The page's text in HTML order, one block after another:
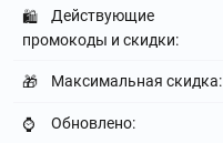
🛍️
Действующие
промокоды и скидки:
🎁 Максимальная скидка:
⌚ Обновлено: